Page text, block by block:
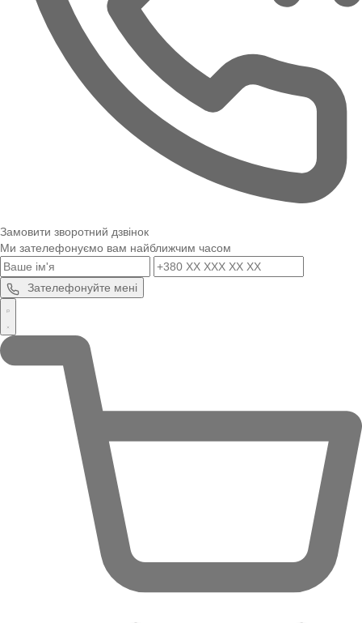
Замовити зворотний дзвінок
Ми зателефонуємо вам найближчим часом
Зателефонуйте мені